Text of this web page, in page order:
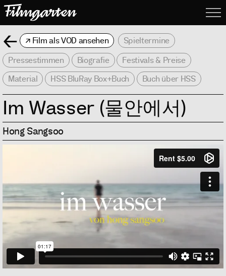
Zurück
Film als VOD ansehen
Spieltermine
Pressestimmen
Biografie
Festivals & Preise
Material
HSS BluRay Box+Buch Buch über HSS
Im Wasser (물안에서)
Hong Sangsoo